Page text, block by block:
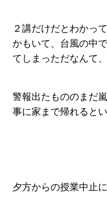
２講だけだとわかっ
かもいて、台風の中
てしまっただなんて
警報出たもののまだ
事に家まで帰れるとい
夕方からの授業中止